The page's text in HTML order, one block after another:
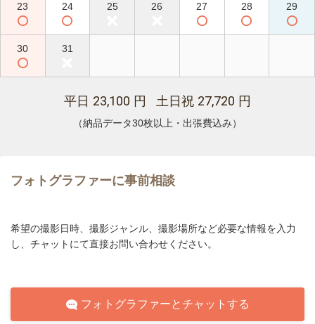
23 24 25 26 27 28 29
30 31
平日 23,100 円 土日祝 27,720 円
（納品データ30枚以上・出張費込み）
フォトグラファーに事前相談
希望の撮影日時、撮影ジャンル、撮影場所など必要な情報を入力
し、チャットにて直接お問い合わせください。
フォトグラファーとチャットする